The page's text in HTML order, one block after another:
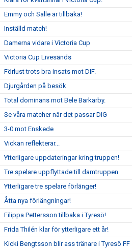
Emmy och Salle är tillbaka!
Inställd match!
Damerna vidare i Victoria Cup
Victoria Cup Livesänds
Förlust trots bra insats mot DIF.
Djurgården på besök
Total dominans mot Bele Barkarby.
Se våra matcher när det passar DIG
3-0 mot Enskede
Vickan reflekterar...
Ytterligare uppdateringar kring truppen!
Tre spelare uppflyttade till damtruppen
Ytterligare tre spelare förlänger!
Åtta nya förlängningar!
Filippa Pettersson tillbaka i Tyresö!
Frida Thilén klar för ytterligare ett år!
Kicki Bengtsson blir ass tränare i Tyresö FF